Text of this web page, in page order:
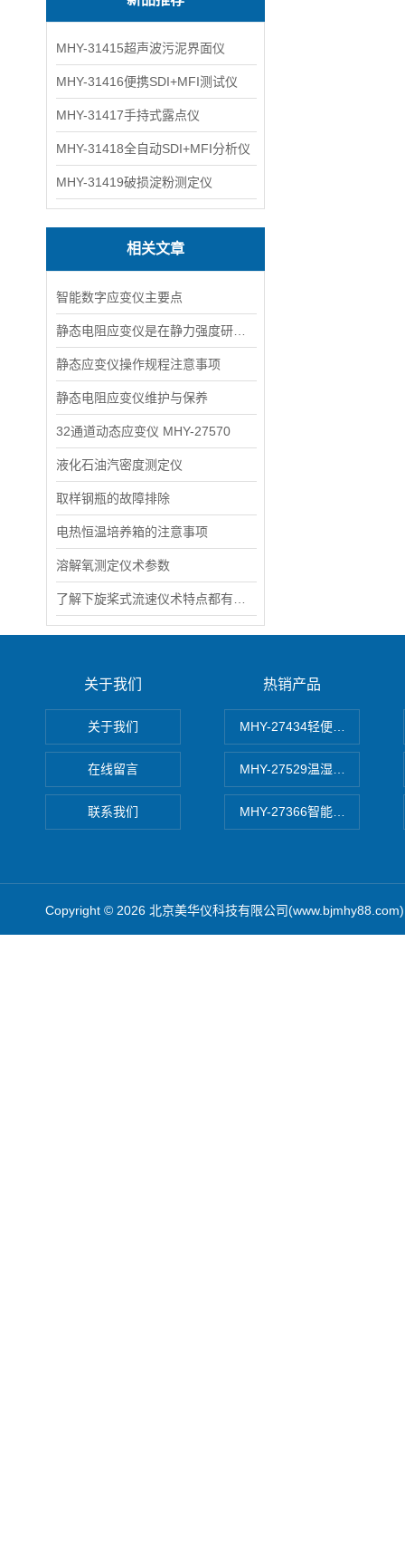
MHY-31415超声波污泥界面仪
MHY-31416便携SDI+MFI测试仪
MHY-31417手持式露点仪
MHY-31418全自动SDI+MFI分析仪
MHY-31419破损淀粉测定仪
相关文章
智能数字应变仪主要点
静态应变仪操作规程注意事项
静态电阻应变仪维护与保养
32通道动态应变仪 MHY-27570
液化石油汽密度测定仪
取样钢瓶的故障排除
电热恒温培养箱的注意事项
溶解氧测定仪术参数
关于我们
关于我们
在线留言
联系我们
热销产品
MHY-27434轻便式自动水质
MHY-27529温湿度记录仪
MHY-27366智能数字微压计
Copyright © 2026 北京美华仪科技有限公司